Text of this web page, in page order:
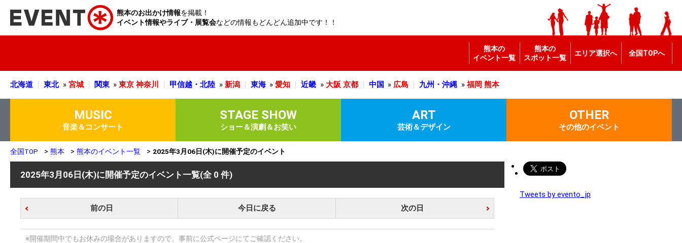
熊本のお出かけ情報を掲載！
イベント情報やライブ・展覧会などの情報もどんどん追加中です！！
熊本の
イベント一覧
熊本の
スポット一覧
エリア選択へ 全国TOPへ
北海道 東北 » 宮城 関東 » 東京 神奈川 甲信越・北陸 » 新潟 東海 » 愛知 近畿 » 大阪 京都 中国 » 広島 九州・沖縄 » 福岡 熊本
MUSIC
音楽＆コンサート
STAGE SHOW
ショー＆演劇＆お笑い
ART
芸術＆デザイン
OTHER
その他のイベント
全国TOP 熊本 熊本のイベント一覧 2025年3月06日(木)に開催予定のイベント
2025年3月06日(木)に開催予定のイベント一覧(全 0 件)
前の日 今日に戻る 次の日
※開催期間中でもお休みの場合がありますので、事前に公式ページにてご確認ください。
Tweets by evento_jp